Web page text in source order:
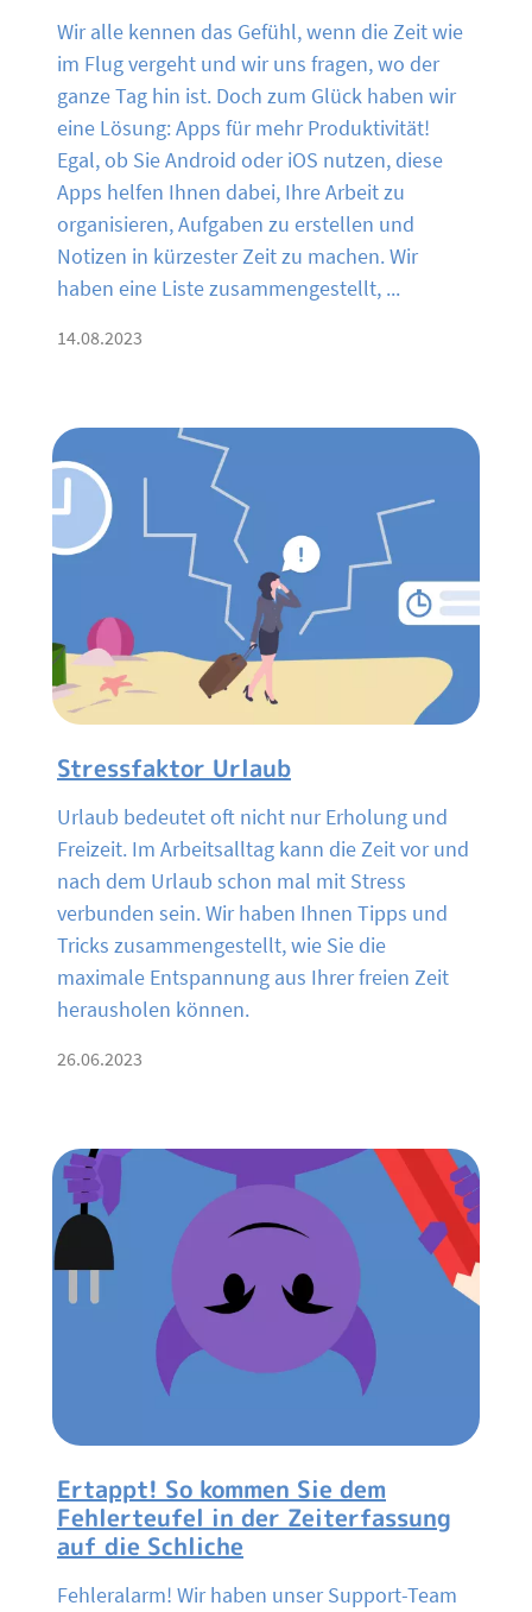
Wir alle kennen das Gefühl, wenn die Zeit wie
im Flug vergeht und wir uns fragen, wo der
ganze Tag hin ist. Doch zum Glück haben wir
eine Lösung: Apps für mehr Produktivität!
Egal, ob Sie Android oder iOS nutzen, diese
Apps helfen Ihnen dabei, Ihre Arbeit zu
organisieren, Aufgaben zu erstellen und
Notizen in kürzester Zeit zu machen. Wir
haben eine Liste zusammengestellt, ...
14.08.2023
Stressfaktor Urlaub
Urlaub bedeutet oft nicht nur Erholung und
Freizeit. Im Arbeitsalltag kann die Zeit vor und
nach dem Urlaub schon mal mit Stress
verbunden sein. Wir haben Ihnen Tipps und
Tricks zusammengestellt, wie Sie die
maximale Entspannung aus Ihrer freien Zeit
herausholen können.
26.06.2023
Ertappt! So kommen Sie dem
Fehlerteufel in der Zeiterfassung
auf die Schliche
Fehleralarm! Wir haben unser Support-Team